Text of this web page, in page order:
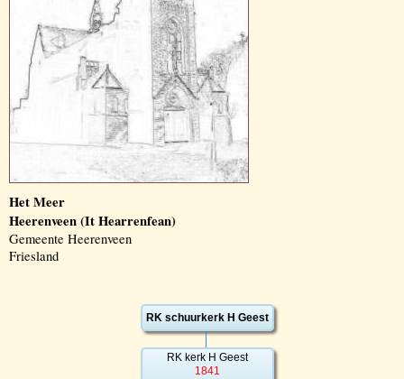
Het Meer
Heerenveen (It Hearrenfean)
Gemeente Heerenveen
Friesland
RK schuurkerk H Geest
RK kerk H Geest
1841